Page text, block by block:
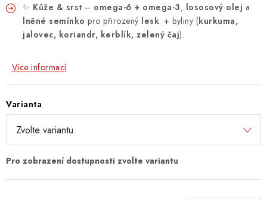
✨ Kůže & srst – omega-6 + omega-3, lososový olej a
lněné semínko pro přirozený lesk. + byliny (kurkuma,
jalovec, koriandr, kerblík, zelený čaj).
Více informací
Varianta